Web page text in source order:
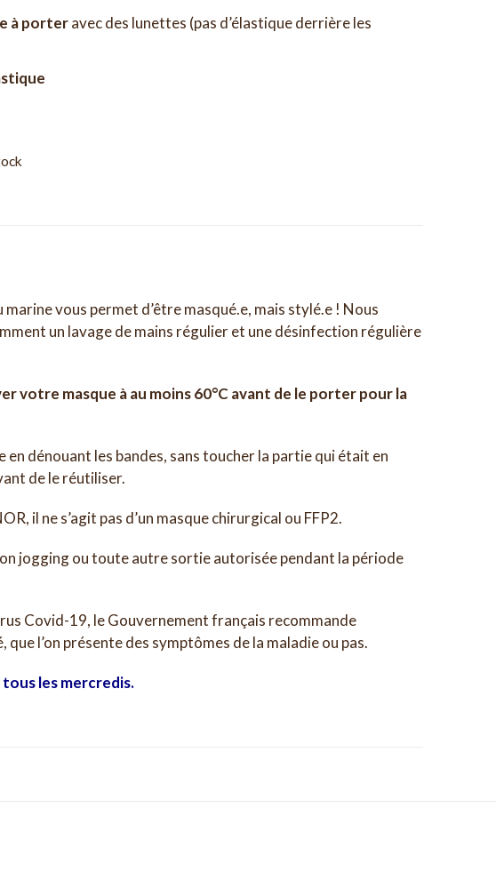
à porteravec des lunettes (pas d’élastique derrière les
vous permet d’être masqué.e, mais stylé.e ! Nous
un lavage de mains régulier et une désinfection régulière
votre masque à au moins 60°C avant de le porter pour la
dénouant les bandes, sans toucher la partie qui était en
de le réutiliser.
il ne s’agit pas d’un masque chirurgical ou FFP2.
jogging ou toute autre sortie autorisée pendant la période
Covid-19, le Gouvernement français recommande
l’on présente des symptômes de la maladie ou pas.
les mercredis.